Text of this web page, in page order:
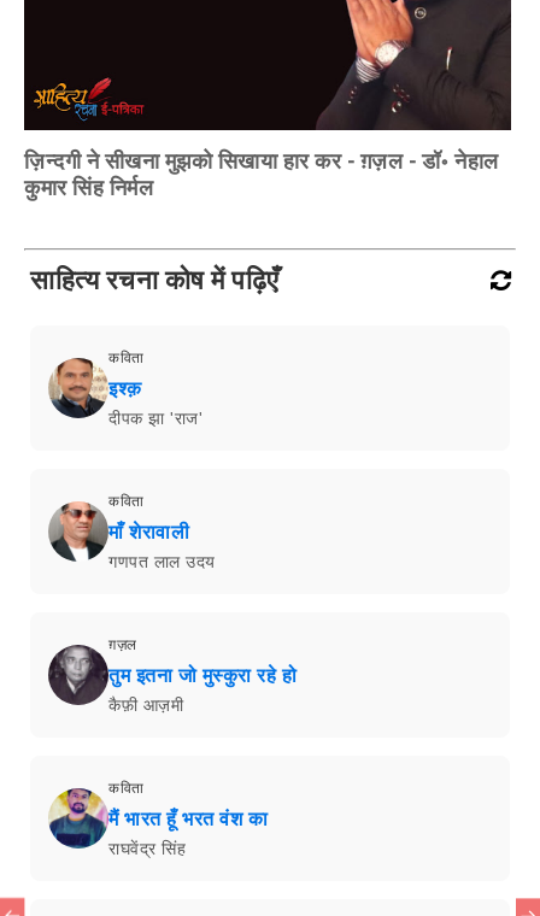
ज़िन्दगी ने सीखना मुझको सिखाया हार कर - ग़ज़ल - डॉ॰ नेहाल
कुमार सिंह निर्मल
साहित्य रचना कोष में पढ़िएँ
कविता
इश्क़
दीपक झा 'राज'
कविता
माँ शेरावाली
गणपत लाल उदय
ग़ज़ल
तुम इतना जो मुस्कुरा रहे हो
कैफ़ी आज़मी
कविता
मैं भारत हूँ भरत वंश का
राघवेंद्र सिंह